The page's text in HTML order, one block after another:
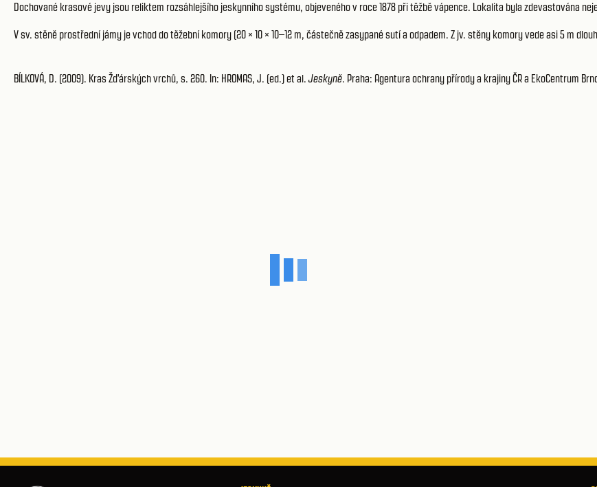
Dochované krasové jevy jsou reliktem rozsáhlejšího jeskynního systému, objeveného v roce 1878 při těžbě vápence. Lokalita byla zdevastována
V sv. stěně prostřední jámy je vchod do těžební komory (20 × 10 × 10–12 m, částečně zasypané sutí a odpadem. Z jv. stěny komory vede asi 5 m
BÍLKOVÁ, D. (2009). Kras Žďárských vrchů, s. 260. In: HROMAS, J. (ed.) et al.Jeskyně. Praha: Agentura ochrany přírody a krajiny ČR a EkoCentrum